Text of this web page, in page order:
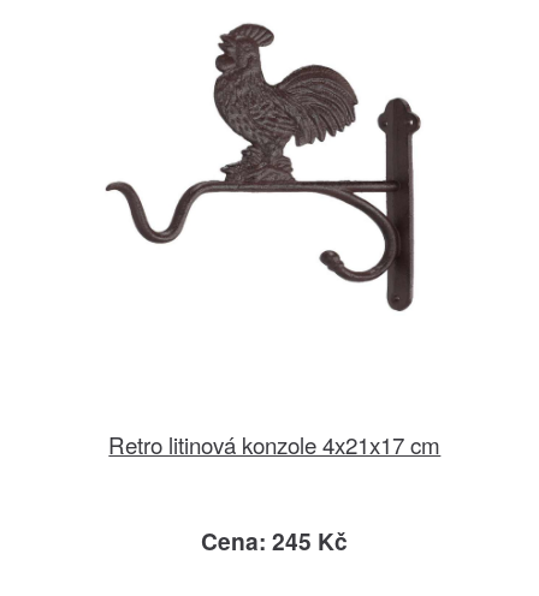
Retro litinová konzole 4x21x17 cm
Cena: 245 Kč